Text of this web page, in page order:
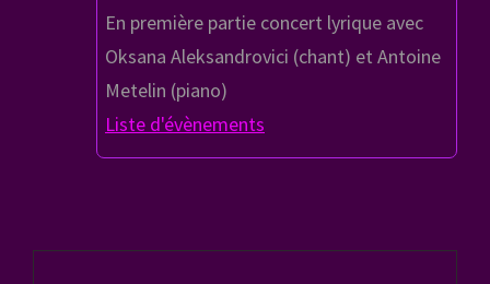
En première partie concert lyrique avec
Oksana Aleksandrovici (chant) et Antoine
Metelin (piano)
Liste d'évènements